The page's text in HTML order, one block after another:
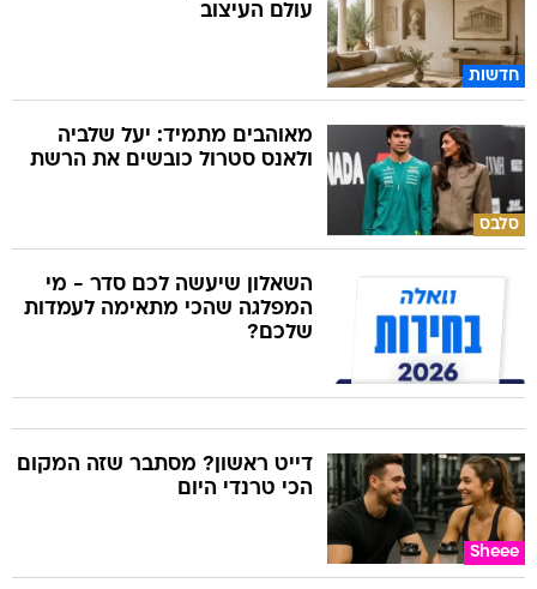
חדשות
עולם העיצוב
סלבס
מאוהבים מתמיד: יעל שלביה
ולאנס סטרול כובשים את הרשת
השאלון שיעשה לכם סדר - מי
המפלגה שהכי מתאימה לעמדות
שלכם?
Sheee
דייט ראשון? מסתבר שזה המקום
הכי טרנדי היום